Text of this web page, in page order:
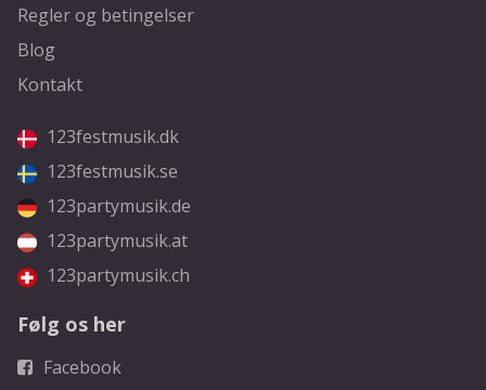
Regler og betingelser
Blog
Kontakt
123festmusik.dk
123festmusik.se
123partymusik.de
123partymusik.at
123partymusik.ch
Følg os her
Facebook